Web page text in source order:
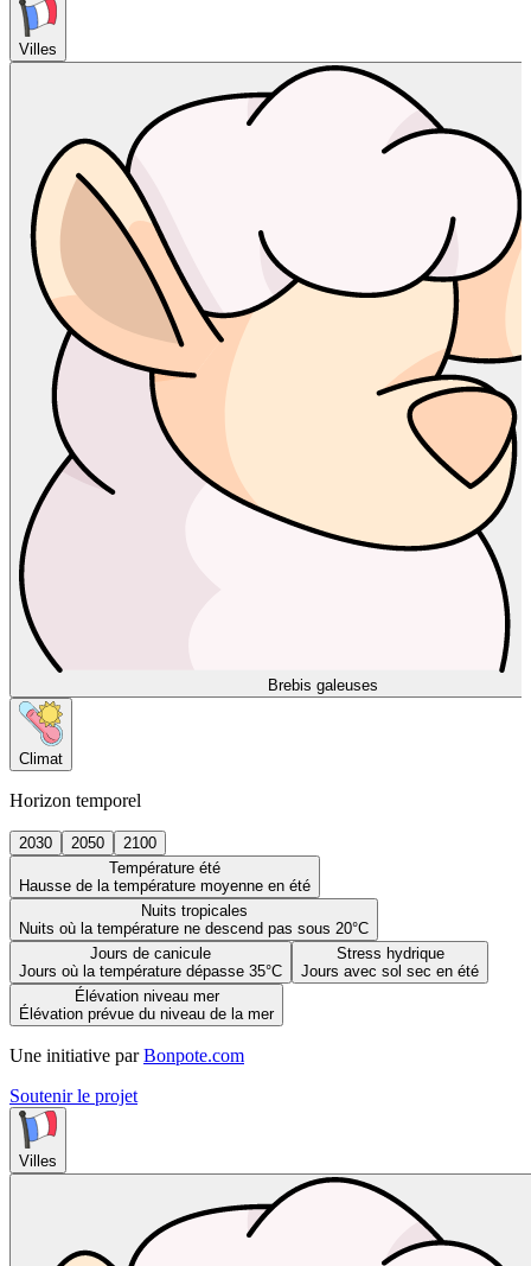
Villes
Brebis galeuses
Climat
Horizon temporel
2030 2050
2100
Température été
Hausse de la température moyenne en été
Nuits tropicales
Nuits où la température ne descend pas sous 20°C
Jours de canicule
Jours où la température dépasse 35°C
Stress hydrique
Jours avec sol sec en été
Élévation niveau mer
Élévation prévue du niveau de la mer
Une initiative par Bonpote.com
Soutenir le projet
Villes